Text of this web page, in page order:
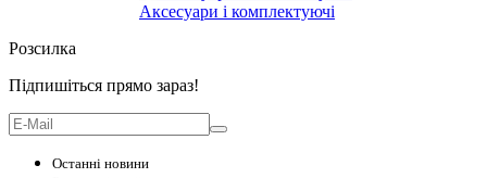
Аксесуари і комплектуючі
Розсилка
Підпишіться прямо зараз!
Останні новини